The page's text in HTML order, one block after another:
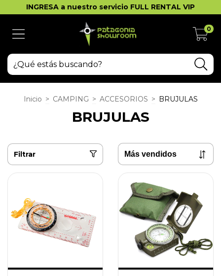
INGRESA a nuestro servicio FULL RENTAL VIP
0
Inicio > CAMPING > ACCESORIOS > BRUJULAS
BRUJULAS
Filtrar